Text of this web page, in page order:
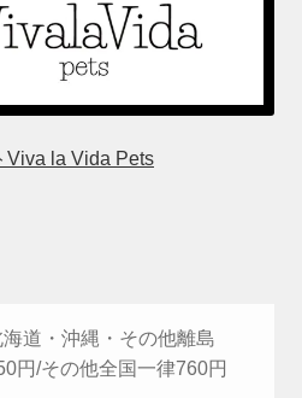
Viva la Vida Pets
海道・沖縄・その他離島
円/その他全国一律760円